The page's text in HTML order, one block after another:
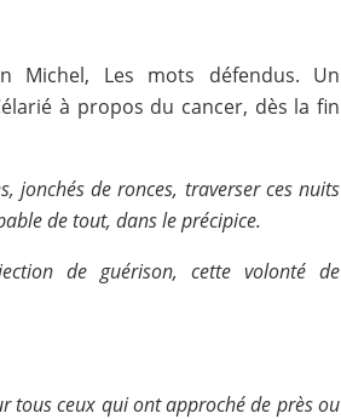
Les mots défendus. Un
à propos du cancer, dès la fin
jonchés de ronces, traverser ces nuits
de tout, dans le précipice.
de guérison, cette volonté de
tous ceux qui ont approché de près ou